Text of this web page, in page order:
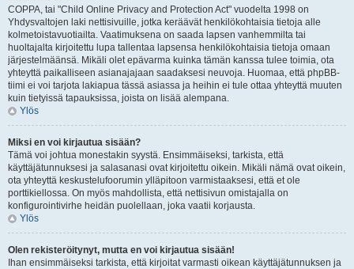
COPPA, tai "Child Online Privacy and Protection Act" vuodelta 1998 on
Yhdysvaltojen laki nettisivuille, jotka keräävät henkilökohtaisia tietoja alle
kolmetoistavuotiailta. Vaatimuksena on saada lapsen vanhemmilta tai
huoltajalta kirjoitettu lupa tallentaa lapsensa henkilökohtaisia tietoja omaan
järjestelmäänsä. Mikäli olet epävarma kuinka tämän kanssa tulee toimia, ota
yhteyttä paikalliseen asianajajaan saadaksesi neuvoja. Huomaa, että phpBB-
tiimi ei voi tarjota lakiapua tässä asiassa ja heihin ei tule ottaa yhteyttä muuten
kuin tietyissä tapauksissa, joista on lisää alempana.
Ylös
Miksi en voi kirjautua sisään?
Tämä voi johtua monestakin syystä. Ensimmäiseksi, tarkista, että
käyttäjätunnuksesi ja salasanasi ovat kirjoitettu oikein. Mikäli nämä ovat oikein,
ota yhteyttä keskustelufoorumin ylläpitoon varmistaaksesi, että et ole
porttikiellossa. On myös mahdollista, että nettisivun omistajalla on
konfigurointivirhe heidän puolellaan, joka vaatii korjausta.
Ylös
Olen rekisteröitynyt, mutta en voi kirjautua sisään!
Ihan ensimmäiseksi tarkista, että kirjoitat varmasti oikean käyttäjätunnuksen ja